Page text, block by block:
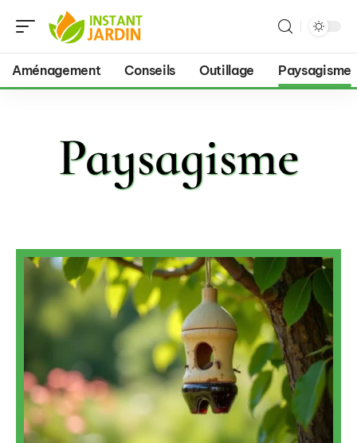
Aménagement Conseils Outillage Paysagisme
Paysagisme